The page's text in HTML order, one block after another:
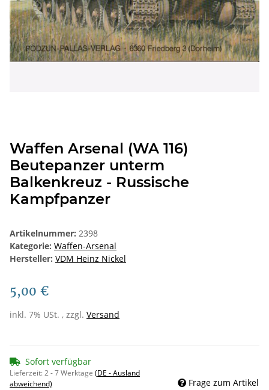
Waffen Arsenal (WA 116)
Beutepanzer unterm
Balkenkreuz - Russische
Kampfpanzer
Artikelnummer: 2398
Kategorie: Waffen-Arsenal
Hersteller: VDM Heinz Nickel
5,00 €
inkl. 7% USt. , zzgl. Versand
Sofort verfügbar
Lieferzeit:2 - 7 Werktage (DE - Ausland
abweichend)
Frage zum Artikel